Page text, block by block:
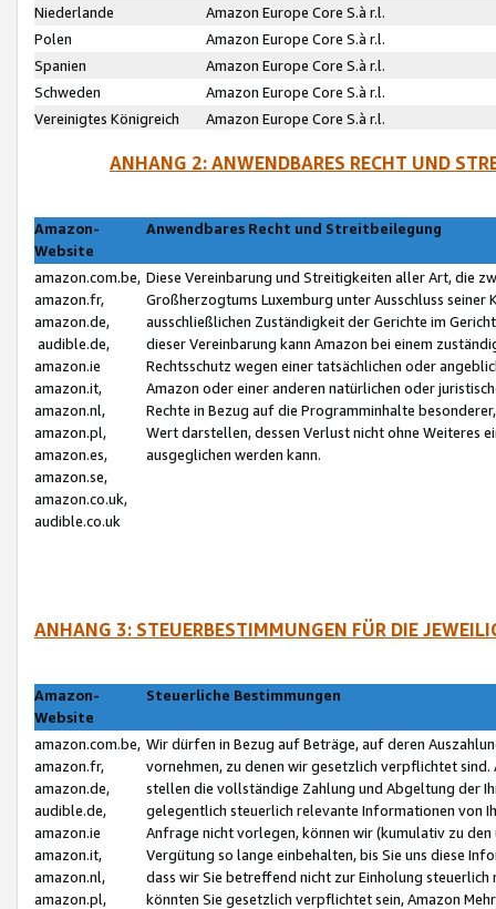
Niederlande
Amazon Europe Core S.à r.l.
Polen
Amazon Europe Core S.à r.l.
Spanien
Amazon Europe Core S.à r.l.
Schweden
Amazon Europe Core S.à r.l.
Vereinigtes Königreich
Amazon Europe Core S.à r.l.
ANHANG 2: ANWENDBARES RECHT UND
Amazon-
Website
Anwendbares Recht und Streitbeilegung
amazon.com.be,
amazon.fr,
amazon.de,
audible.de,
amazon.ie
amazon.it,
amazon.nl,
amazon.pl,
amazon.es,
amazon.se,
amazon.co.uk,
audible.co.uk
Diese Vereinbarung und Streitigkeiten aller Art, die
Großherzogtums Luxemburg unter Ausschluss
ausschließlichen Zuständigkeit der Gerichte im
dieser Vereinbarung kann Amazon bei einem
Rechtsschutz wegen einer tatsächlichen oder
Amazon oder einer anderen natürlichen oder
Rechte in Bezug auf die Programminhalte
Wert darstellen, dessen Verlust nicht ohne Weiteres
ausgeglichen werden kann.
ANHANG 3: STEUERBESTIMMUNGEN FÜR DIE
Amazon-
Website
Steuerliche Bestimmungen
amazon.com.be,
amazon.fr,
amazon.de,
audible.de,
amazon.ie
amazon.it,
amazon.nl,
amazon.pl,
Wir dürfen in Bezug auf Beträge, auf deren
vornehmen, zu denen wir gesetzlich verpflichtet
stellen die vollständige Zahlung und Abgeltung der
gelegentlich steuerlich relevante Informationen von
Anfrage nicht vorlegen, können wir (kumulativ zu
Vergütung so lange einbehalten, bis Sie uns diese
dass wir Sie betreffend nicht zur Einholung
könnten Sie gesetzlich verpflichtet sein, Amazon